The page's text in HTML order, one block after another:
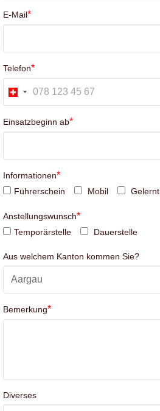
E-Mail*
Telefon*
Einsatzbeginn ab*
Informationen*
Führerschein Mobil Gelernt
Anstellungswunsch*
Temporärstelle Dauerstelle
Aus welchem Kanton kommen Sie?
Bemerkung*
Diverses